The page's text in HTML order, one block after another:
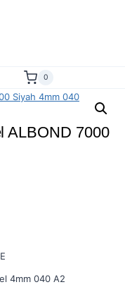
0
ALBOND 7000
4mm 040 A2